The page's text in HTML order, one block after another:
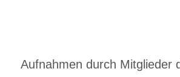
Aufnahmen durch Mitglieder